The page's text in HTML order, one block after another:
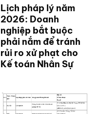
Lịch pháp lý năm
2026: Doanh
nghiệp bắt buộc
phải nắm để tránh
rủi ro xử phạt cho
Kế toán Nhân Sự